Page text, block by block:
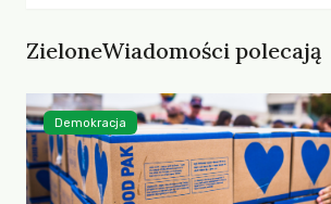
wodnego często patrzymy w stronę
Tymczasem dane wskazują na znacznie
większy i mniej wygodny problem: skalę
wykorzystania zasobów przez produkcję
mięsa i nabiału.
ZieloneWiadomości polecają
Demokracja